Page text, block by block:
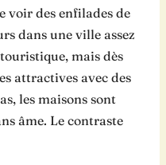
voir des enfilades de
dans une ville assez
mais dès
attractives avec des
les maisons sont
âme. Le contraste